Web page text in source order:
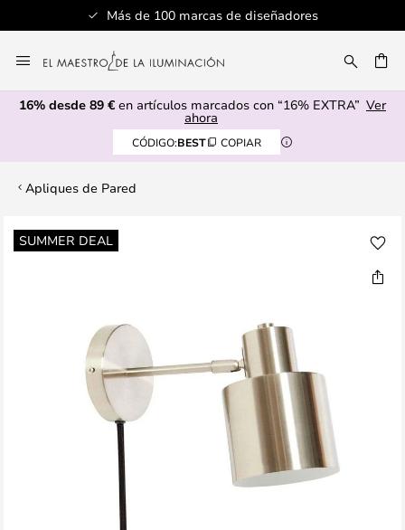
Más de 100 marcas de diseñadores
al
contenido
16% desde 89 € en artículos marcados con “16% EXTRA” Ver
ahora
CÓDIGO:BEST COPIAR
Apliques de Pared
SUMMER DEAL
Saltar
al